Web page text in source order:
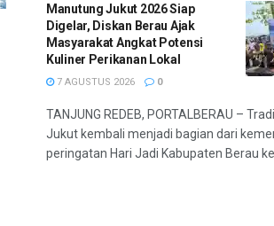
Manutung Jukut 2026 Siap
Digelar, Diskan Berau Ajak
Masyarakat Angkat Potensi
Kuliner Perikanan Lokal
7 AGUSTUS 2026 0
TANJUNG REDEB, PORTALBERAU –
Jukut kembali menjadi bagian dari
peringatan Hari Jadi Kabupaten Berau